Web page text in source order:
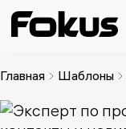
Главная Шаблоны